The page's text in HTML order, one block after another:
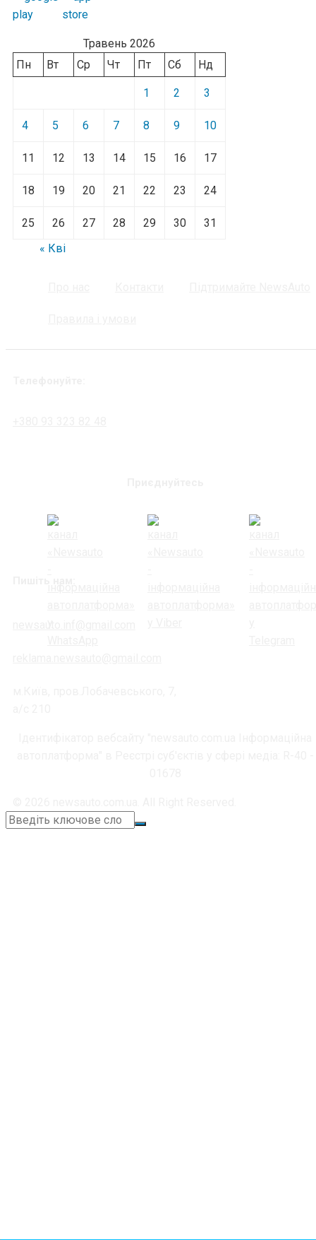
Травень 2026
Пн
Вт Ср Чт Пт Сб Нд
1 2 3
4 5 6 7 8 9 10
11 12 13 14 15 16 17
18 19 20 21 22 23 24
25 26 27 28 29 30
31
« Кві